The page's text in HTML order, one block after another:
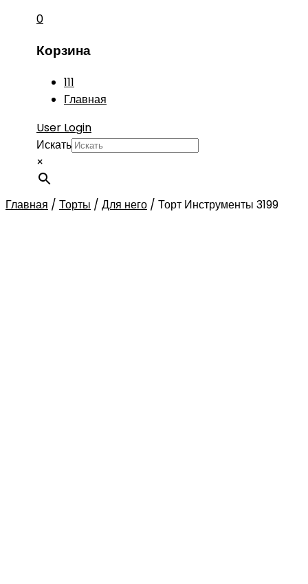
0
Корзина
111
Главная
User Login
Искать
×
Главная / Торты / Для него / Торт Инструменты 3199